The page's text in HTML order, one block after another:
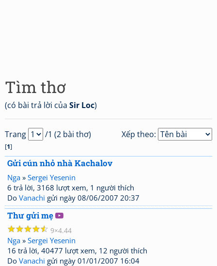
Tìm thơ
(có bài trả lời của Sir Loc)
Xếp theo:
Trang /1 (2 bài thơ)
[1]
Gửi cún nhỏ nhà Kachalov
Nga » Sergei Yesenin
6 trả lời, 3168 lượt xem, 1 người thích
Do Vanachi gửi ngày 08/06/2007 20:37
Thư gửi mẹ
☆
☆
☆
☆
☆ 9 4.44
Nga » Sergei Yesenin
16 trả lời, 40477 lượt xem, 12 người thích
Do Vanachi gửi ngày 01/01/2007 16:04